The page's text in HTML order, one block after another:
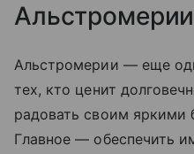
Альстромерии
Альстромерии — еще
тех, кто ценит
радовать своим яркими
Главное — обеспечить